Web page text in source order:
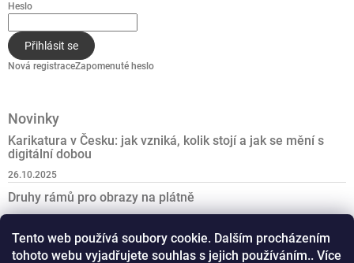
Tento web používá soubory cookie. Dalším procházením
tohoto webu vyjadřujete souhlas s jejich používáním.. Více
Heslo
Přihlásit se
Nová registraceZapomenuté heslo
Novinky
Karikatura v Česku: jak vzniká, kolik stojí a jak se mění s
digitální dobou
26.10.2025
Druhy rámů pro obrazy na plátně
Nejlepší dárek k padesátinám